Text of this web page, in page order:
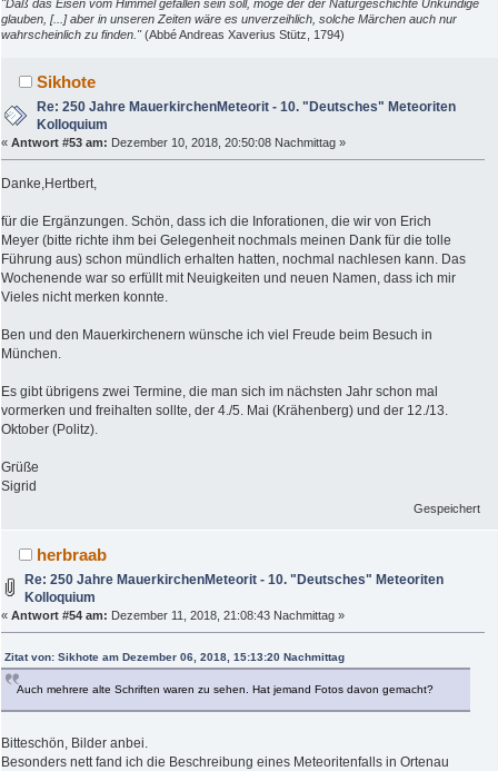
"Daß das Eisen vom Himmel gefallen sein soll, möge der der Naturgeschichte Unkundige
glauben, [...] aber in unseren Zeiten wäre es unverzeihlich, solche Märchen auch nur
wahrscheinlich zu finden."(Abbé Andreas Xaverius Stütz, 1794)
Sikhote
Re: 250 Jahre MauerkirchenMeteorit - 10. "Deutsches" Meteoriten
Kolloquium
« Antwort #53 am: Dezember 10, 2018, 20:50:08 Nachmittag »
Danke,Hertbert,
für die Ergänzungen. Schön, dass ich die Inforationen, die wir von Erich
Meyer (bitte richte ihm bei Gelegenheit nochmals meinen Dank für die tolle
Führung aus) schon mündlich erhalten hatten, nochmal nachlesen kann. Das
Wochenende war so erfüllt mit Neuigkeiten und neuen Namen, dass ich mir
Vieles nicht merken konnte.
Ben und den Mauerkirchenern wünsche ich viel Freude beim Besuch in
München.
Es gibt übrigens zwei Termine, die man sich im nächsten Jahr schon mal
vormerken und freihalten sollte, der 4./5. Mai (Krähenberg) und der 12./13.
Oktober (Politz).
Grüße
Sigrid
Gespeichert
herbraab
Re: 250 Jahre MauerkirchenMeteorit - 10. "Deutsches" Meteoriten
Kolloquium
« Antwort #54 am: Dezember 11, 2018, 21:08:43 Nachmittag »
Zitat von: Sikhote am Dezember 06, 2018, 15:13:20 Nachmittag
Auch mehrere alte Schriften waren zu sehen. Hat jemand Fotos davon gemacht?
Bitteschön, Bilder anbei.
Besonders nett fand ich die Beschreibung eines Meteoritenfalls in Ortenau